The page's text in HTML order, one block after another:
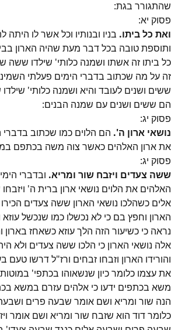
שהתגורר בגת:
פסוק יא:
ואת כל ביתו. בניו ובנותיו וכל אשר לו
ותוספת טובה בכל דבר מעת שהיה הארון
כל ביתו זה אשתו ושמנה כלותי' שילדו
זה על מה שכתוב בדברי הימים פעלתי
ששים ושנים לעובד והיא ושמנה כלותי'
הם ששים ושנים עם שמנה הבנים:
פסוק יג:
נושאי ארון ה'. הם הלוים כמו שכתוב בדברי
את ארון האלהים כאשר צוה משה בכתפם
פסוק יג:
ששה צעדים ויזבח שור ומריא. ובדברי
האלהים את הלוים נושאי ארון ברית ה'
אלים כשהלכו נושאי הארון ששה צעדים
הארון וחפץ בם כי לא נכשלו כמו שנכשל
נראה כי כשיעור הזה הלך עוזא כשאחז בארון
אלה נושאי הארון כי הלכו ששה צעדים ולא
והורידו הארון וזבחו זבחים ורז"ל דרשו טעם
את עצמו כלומר כיון שנשאוהו בכתפי' במוטות
משא בכתפים ידעו כי אלהים עזרם במשא
הנה שור ומריא ושם אומר שבעה פרים
כלומר דוד הוא שזבח שור ומריא ושם אומר